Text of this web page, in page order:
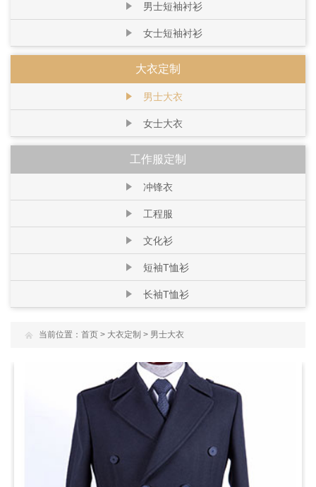
男士短袖衬衫
女士短袖衬衫
大衣定制
男士大衣
女士大衣
工作服定制
冲锋衣
工程服
文化衫
短袖T恤衫
长袖T恤衫
当前位置： 首页 > 大衣定制 > 男士大衣